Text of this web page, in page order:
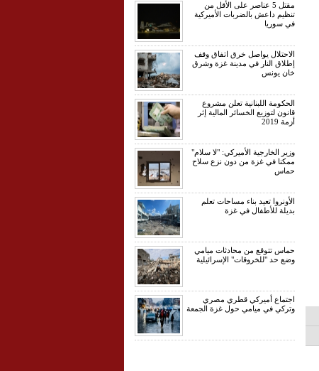
مقتل 5 عناصر على الأقل من
تنظيم داعش بالضربات الأميركية
في سوريا
الاحتلال يواصل خرق اتفاق وقف
إطلاق النار في مدينة غزة وشرق
خان يونس
الحكومة اللبنانية تعلن مشروع
قانون لتوزيع الخسائر المالية إثر
أزمة 2019
وزير الخارجية الأميركي: "لا سلام"
ممكنا في غزة من دون نزع سلاح
حماس
الأونروا تعيد بناء مساحات تعلم
بديلة للأطفال في غزة
حماس تتوقع من محادثات ميامي
وضع حد "للخروقات" الإسرائيلية
اجتماع أميركي قطري مصري
وتركي في ميامي حول غزة الجمعة